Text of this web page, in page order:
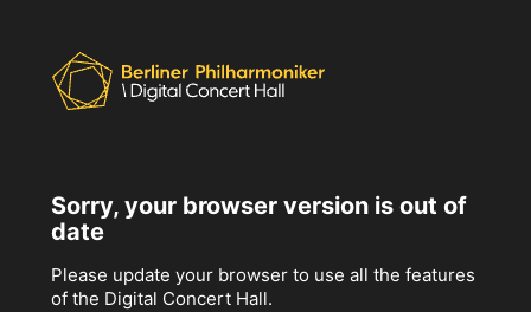
Sorry, your browser version is out of
date
Please update your browser to use all the features
of the Digital Concert Hall.